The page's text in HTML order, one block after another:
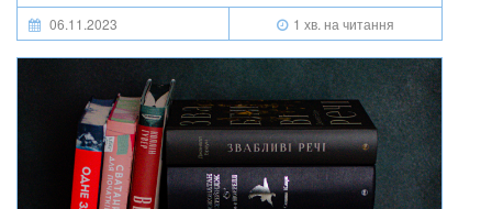
06.11.2023 1 хв. на читання